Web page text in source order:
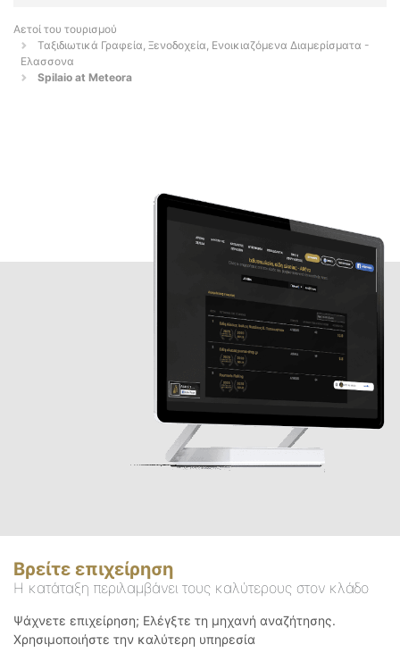
Αετοί του τουρισμού
Ταξιδιωτικά Γραφεία, Ξενοδοχεία, Ενοικιαζόμενα Διαμερίσματα -
Ελασσονα
Spilaio at Meteora
Βρείτε επιχείρηση
Η κατάταξη περιλαμβάνει τους καλύτερους στον κλάδο
Ψάχνετε επιχείρηση; Ελέγξτε τη μηχανή αναζήτησης.
Χρησιμοποιήστε την καλύτερη υπηρεσία